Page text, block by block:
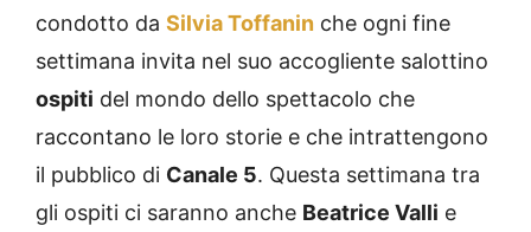
condotto da Silvia Toffanin che ogni fine
settimana invita nel suo accogliente salottino
ospiti del mondo dello spettacolo che
raccontano le loro storie e che intrattengono
il pubblico di Canale 5. Questa settimana tra
gli ospiti ci saranno anche Beatrice Valli e